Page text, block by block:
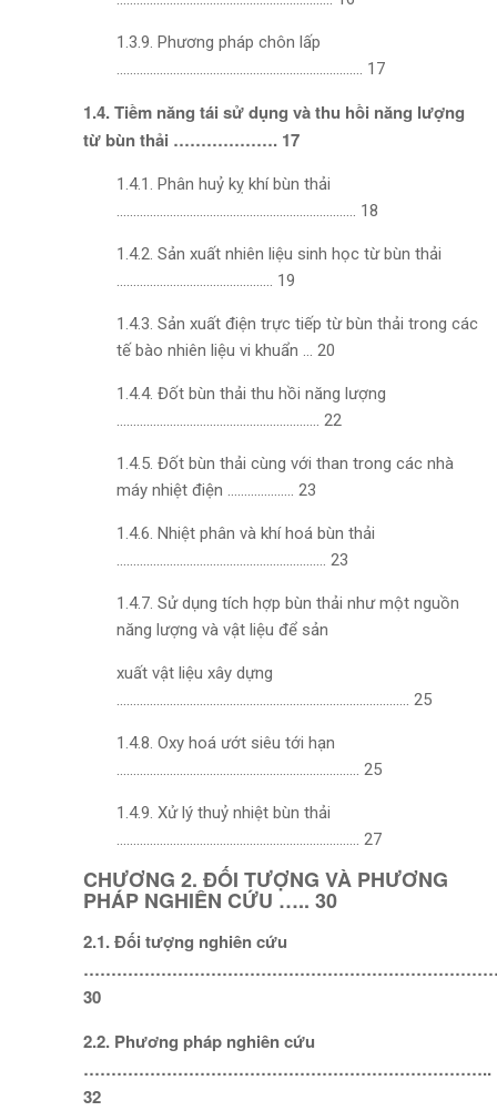
1.3.9. Phương pháp chôn lấp
……………………………………………………………….. 17
1.4. Tiềm năng tái sử dụng và thu hồi năng lượng
từ bùn thải ………………. 17
1.4.1. Phân huỷ kỵ khí bùn thải
……………………………………………………………… 18
1.4.2. Sản xuất nhiên liệu sinh học từ bùn thải
……………………………………….. 19
1.4.3. Sản xuất điện trực tiếp từ bùn thải trong các
tế bào nhiên liệu vi khuẩn … 20
1.4.4. Đốt bùn thải thu hồi năng lượng
……………………………………………………. 22
1.4.5. Đốt bùn thải cùng với than trong các nhà
máy nhiệt điện ……………….. 23
1.4.6. Nhiệt phân và khí hoá bùn thải
……………………………………………………… 23
1.4.7. Sử dụng tích hợp bùn thải như một nguồn
năng lượng và vật liệu để sản
xuất vật liệu xây dựng
……………………………………………………………………………. 25
1.4.8. Oxy hoá ướt siêu tới hạn
………………………………………………………………. 25
1.4.9. Xử lý thuỷ nhiệt bùn thải
………………………………………………………………. 27
CHƯƠNG 2. ĐỐI TƯỢNG VÀ PHƯƠNG
PHÁP NGHIÊN CỨU ….. 30
2.1. Đối tượng nghiên cứu
30
2.2. Phương pháp nghiên cứu
………………………………………………………………..
32